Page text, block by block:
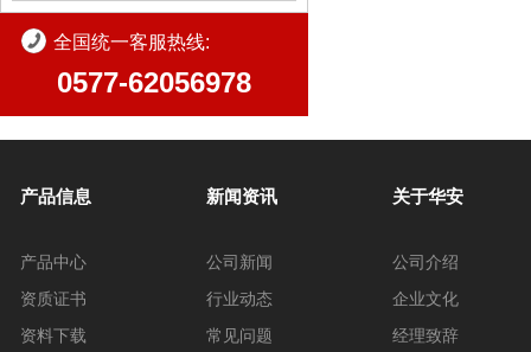
全国统一客服热线:
0577-62056978
产品信息
产品中心
资质证书
资料下载
新闻资讯
公司新闻
行业动态
常见问题
关于华安
公司介绍
企业文化
经理致辞